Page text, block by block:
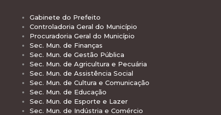
Gabinete do Prefeito
Controladoria Geral do Município
Procuradoria Geral do Município
Sec. Mun. de Finanças
Sec. Mun. de Gestão Pública
Sec. Mun. de Agricultura e Pecuária
Sec. Mun. de Assistência Social
Sec. Mun. de Cultura e Comunicação
Sec. Mun. de Educação
Sec. Mun. de Esporte e Lazer
Sec. Mun. de Indústria e Comércio